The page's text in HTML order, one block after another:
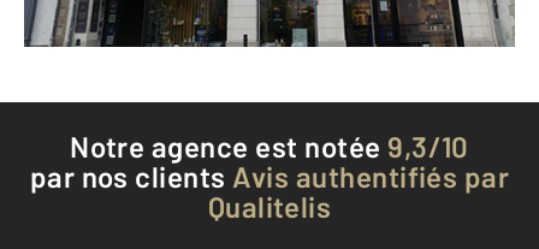
Téléphoner à l'agence
Notre agence est notée 9,3/10
par nos clients Avis authentifiés par
Qualitelis